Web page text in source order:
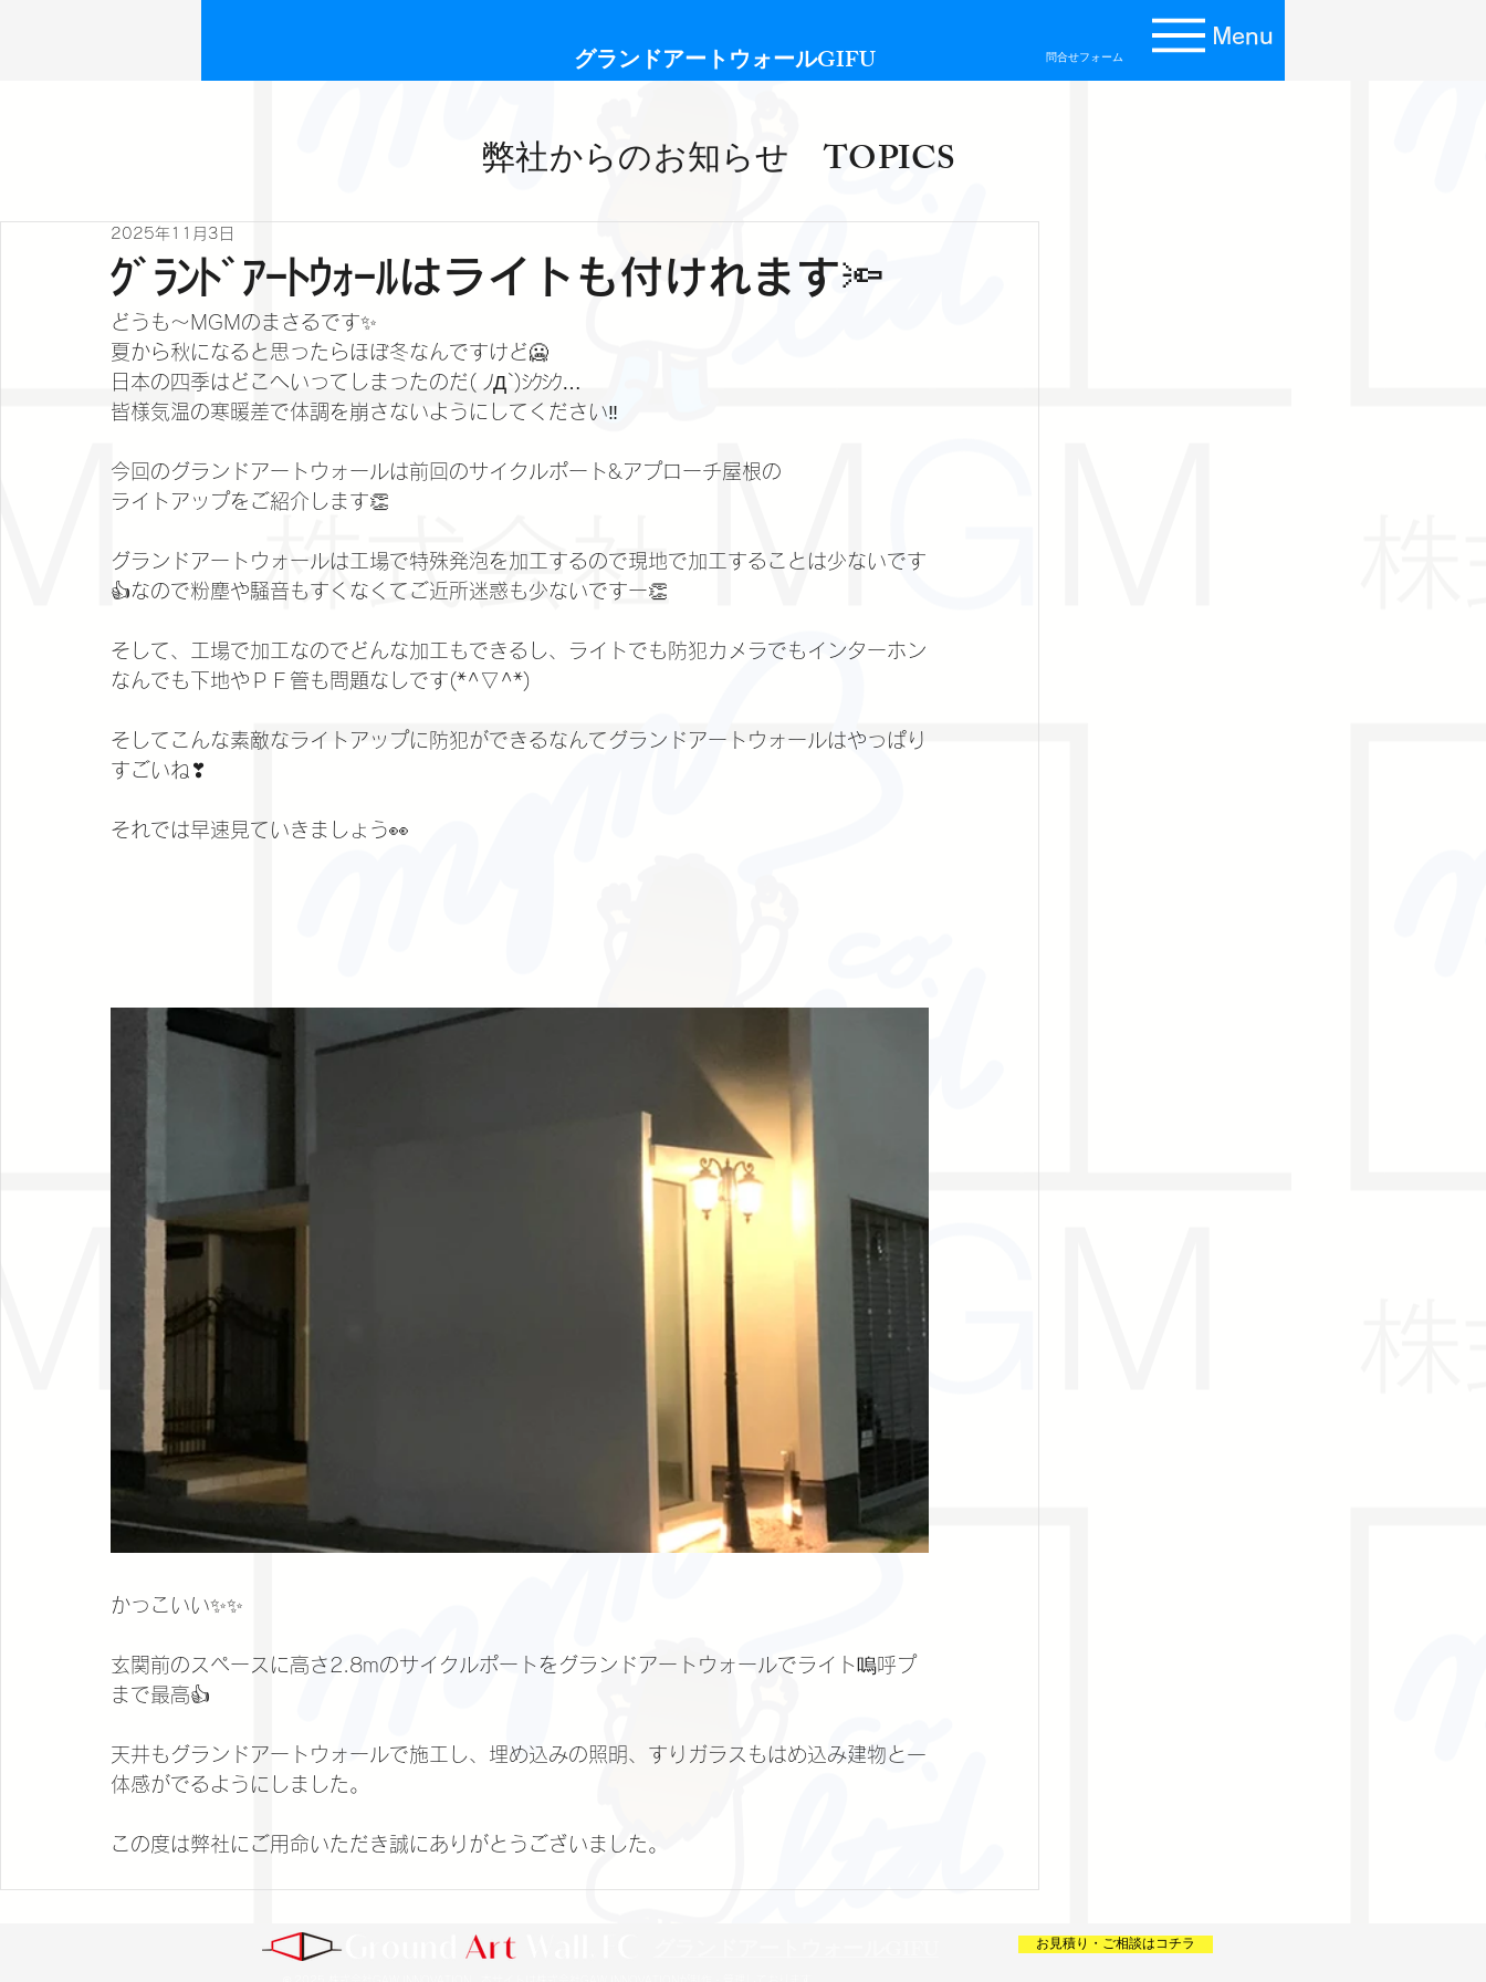
​グランドアートウォールGIFU 問合せフォーム
Menu
弊社からのお知らせ TOPICS
ｸﾞﾗﾝﾄﾞｱｰﾄｳｫｰﾙはライトも付けれます🔦
2025年11月3日
どうも～MGMのまさるです✨
夏から秋になると思ったらほぼ冬なんですけど🥶
日本の四季はどこへいってしまったのだ( ﾉД`)ｼｸｼｸ…
皆様気温の寒暖差で体調を崩さないようにしてください‼
今回のグランドアートウォールは前回のサイクルポート&アプローチ屋根の
ライトアップをご紹介します👏
グランドアートウォールは工場で特殊発泡を加工するので現地で加工することは少ないです
👍なので粉塵や騒音もすくなくてご近所迷惑も少ないですー👏
そして、工場で加工なのでどんな加工もできるし、ライトでも防犯カメラでもインターホン
なんでも下地やＰＦ管も問題なしです(*^▽^*)
そしてこんな素敵なライトアップに防犯ができるなんてグランドアートウォールはやっぱり
すごいね❣
それでは早速見ていきましょう👀
かっこいい✨✨
玄関前のスペースに高さ2.8mのサイクルポートをグランドアートウォールでライト嗚呼プ
まで最高👍
天井もグランドアートウォールで施工し、埋め込みの照明、すりガラスもはめ込み建物と一
体感がでるようにしました。
この度は弊社にご用命いただき誠にありがとうございました。
お見積り・ご相談はコチラ